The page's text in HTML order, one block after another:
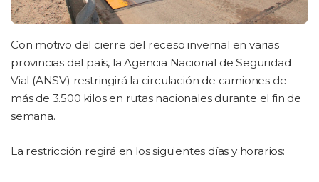
Con motivo del cierre del receso invernal en varias
provincias del país, la Agencia Nacional de Seguridad
Vial (ANSV) restringirá la circulación de camiones de
más de 3.500 kilos en rutas nacionales durante el fin de
semana.
La restricción regirá en los siguientes días y horarios: